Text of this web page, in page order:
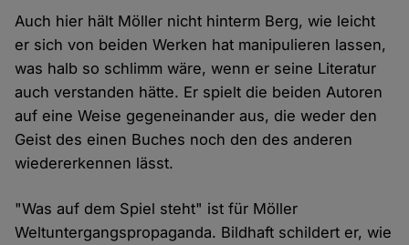
Auch hier hält Möller nicht hinterm Berg, wie leicht
er sich von beiden Werken hat manipulieren lassen,
was halb so schlimm wäre, wenn er seine Literatur
auch verstanden hätte. Er spielt die beiden Autoren
auf eine Weise gegeneinander aus, die weder den
Geist des einen Buches noch den des anderen
wiedererkennen lässt.
"Was auf dem Spiel steht" ist für Möller
Weltuntergangspropaganda. Bildhaft schildert er, wie